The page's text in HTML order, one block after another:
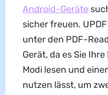
Android-Geräte
sicher freuen.
unter den PDF-
Gerät, da es Sie
Modi lesen und
nutzen lässt, um